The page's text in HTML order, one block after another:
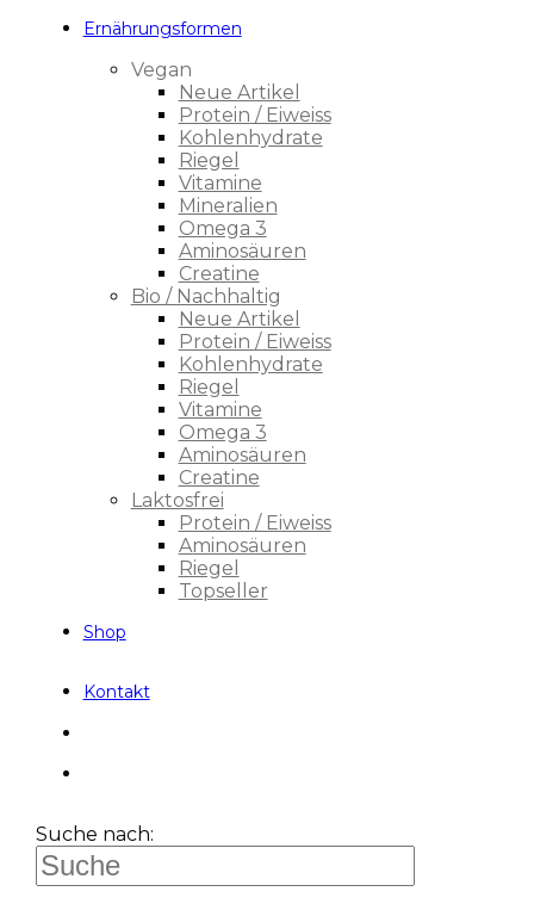
Ernährungsformen
Vegan
Neue Artikel
Protein / Eiweiss
Kohlenhydrate
Riegel
Vitamine
Mineralien
Omega 3
Aminosäuren
Creatine
Bio / Nachhaltig
Neue Artikel
Protein / Eiweiss
Kohlenhydrate
Riegel
Vitamine
Omega 3
Aminosäuren
Creatine
Laktosfrei
Protein / Eiweiss
Aminosäuren
Riegel
Topseller
Shop
Kontakt
Suche nach: